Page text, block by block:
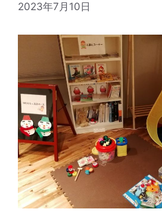
2023年7月10日